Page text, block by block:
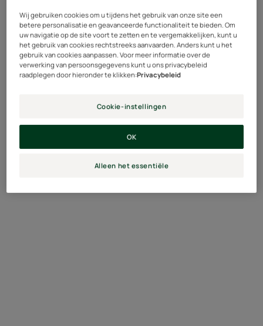
regenwouden van Brazilië, die tot ‘s werelds meest
bedreigde gebieden behoren op het vlak van
ontbossing.
Wij gebruiken cookies om u tijdens het gebruik van onze site een
betere personalisatie en geavanceerde functionaliteit te bieden. Om
uw navigatie op de site voort te zetten en te vergemakkelijken, kunt u
het gebruik van cookies rechtstreeks aanvaarden. Anders kunt u het
gebruik van cookies aanpassen. Voor meer informatie over de
verwerking van persoonsgegevens kunt u ons privacybeleid
raadplegen door hieronder te klikken:Privacybeleid
Cookie-instellingen
Alleen het essentiële
OK